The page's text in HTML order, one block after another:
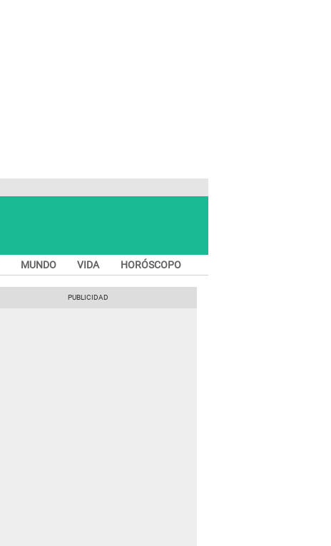
MUNDO VIDA HORÓSCOPO